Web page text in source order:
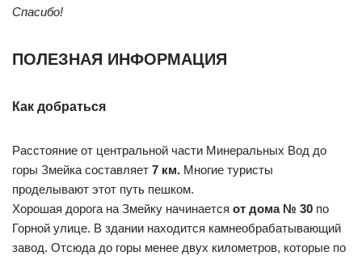
Спасибо!
ПОЛЕЗНАЯ ИНФОРМАЦИЯ
Как добраться
Расстояние от центральной части Минеральных Вод до
горы Змейка составляет 7 км. Многие туристы
проделывают этот путь пешком.
Хорошая дорога на Змейку начинается от дома № 30 по
Горной улице. В здании находится камнеобрабатывающий
завод. Отсюда до горы менее двух километров, которые по